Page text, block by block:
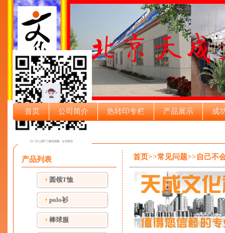
首页 公司简介 热转印专栏 产品展示 成
产品列表
圆领T恤
polo衫
棒球服
首页>>常见问题>>自己不